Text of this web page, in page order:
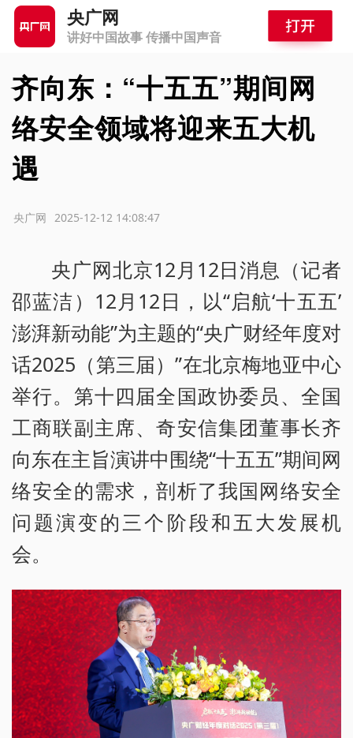
央广网
讲好中国故事 传播中国声音
齐向东：“十五五”期间网
络安全领域将迎来五大机
遇
2025-12-12 14:08:47
央广网
央广网北京12月12日消息（记者
邵蓝洁）12月12日，以“启航‘十五五’
澎湃新动能”为主题的“央广财经年度对
话2025（第三届）”在北京梅地亚中心
举行。第十四届全国政协委员、全国
工商联副主席、奇安信集团董事长齐
向东在主旨演讲中围绕“十五五”期间网
络安全的需求，剖析了我国网络安全
问题演变的三个阶段和五大发展机
会。